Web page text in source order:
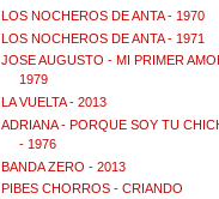
LOS NOCHEROS DE ANTA - 1970
LOS NOCHEROS DE ANTA - 1971
JOSE AUGUSTO - MI PRIMER
1979
LA VUELTA - 2013
ADRIANA - PORQUE SOY TU
- 1976
BANDA ZERO - 2013
PIBES CHORROS - CRIANDO